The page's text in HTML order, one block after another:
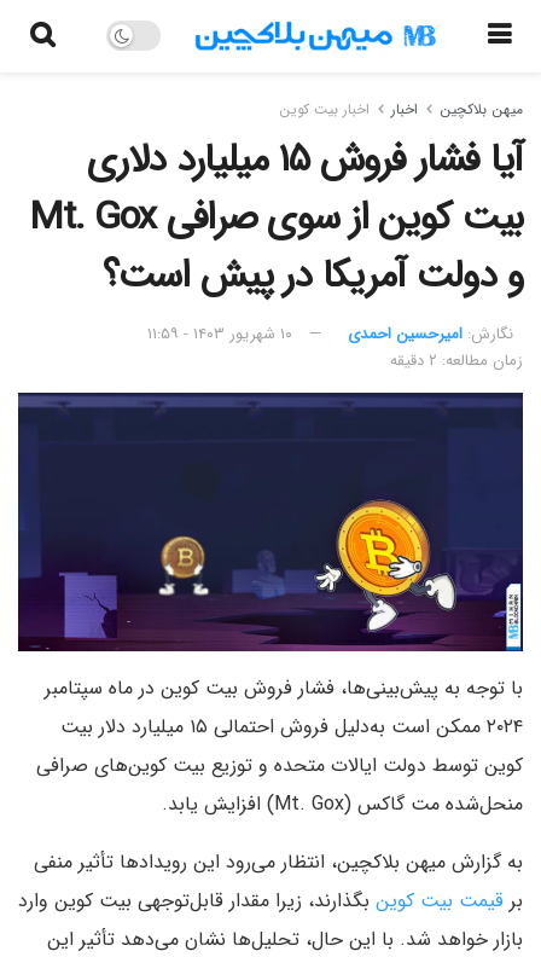
میهن بلاکچین اخبار اخبار بیت کوین
آیا فشار فروش ۱۵ میلیارد دلاری
بیت کوین از سوی صرافی Mt. Gox
و دولت آمریکا در پیش است؟
نگارش:‌ امیرحسین احمدی
۱۰ شهریور ۱۴۰۳ - ۱۱:۵۹
زمان مطالعه: ۲ دقیقه
با توجه به پیش‌بینی‌ها، فشار فروش بیت‌ کوین در ماه سپتامبر
۲۰۲۴ ممکن است به‌دلیل فروش احتمالی ۱۵ میلیارد دلار بیت‌
کوین توسط دولت ایالات متحده و توزیع بیت‌ کوین‌های صرافی
منحل‌شده مت گاکس (Mt. Gox) افزایش یابد.
به گزارش میهن بلاکچین، انتظار می‌رود این رویدادها تأثیر منفی
بر قیمت بیت‌ کوین بگذارند، زیرا مقدار قابل‌توجهی بیت‌ کوین وارد
بازار خواهد شد. با این حال، تحلیل‌ها نشان می‌دهد تأثیر این